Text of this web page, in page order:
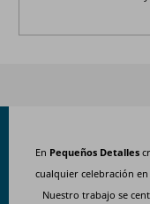
En Pequeños Detalles
cualquier celebración
Nuestro trabajo se